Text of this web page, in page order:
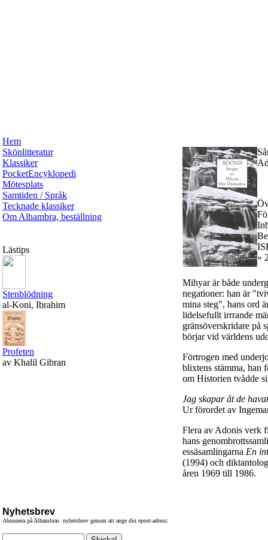
Hem
Skönlitteratur
Klassiker
PocketEncyklopedi
Mötesplats
Samtiden / Språk
Tecknade klassiker
Om Alhambra, beställning
Lästips
Stenblödning
al-Koni, Ibrahim
Profeten
av Khalil Gibran
Nyhetsbrev
Abonnera på Alhambras nyhetsbrev genom att ange din epost-adress:
»
Mihyar är både
negationer: han är
mina steg", hans ord
lidelsefullt irrrande
gränsöverskridare på
börjar vid världens
Förtrogen med
blixtens stämma, han
om Historien tvådde
Jag skapar åt de
Ur förordet av
Flera av Adonis verk
hans
essäsamlingarna En
(1994) och
åren 1969 till 1986.